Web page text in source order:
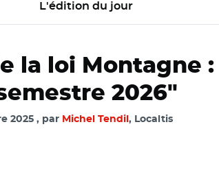
L'édition du jour
la loi Montagne
2026"
2025 par Michel Tendil , Localtis